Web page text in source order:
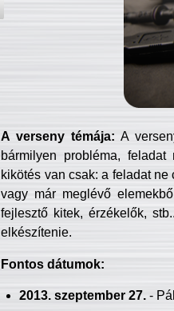
A verseny témája: A
bármilyen probléma, feladat
kikötés van csak: a feladat
vagy már meglévő
fejlesztő kitek, érzékelők,
elkészítenie.
Fontos dátumok:
2013. szeptember 27.-